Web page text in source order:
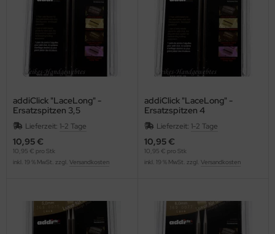
addiClick "LaceLong" -
Ersatzspitzen 3,5
Lieferzeit: 1-2 Tage
10,95 €
10,95 € pro Stk
inkl. 19 % MwSt. zzgl. Versandkosten
addiClick "LaceLong" -
Ersatzspitzen 4
Lieferzeit: 1-2 Tage
10,95 €
10,95 € pro Stk
inkl. 19 % MwSt. zzgl. Versandkosten